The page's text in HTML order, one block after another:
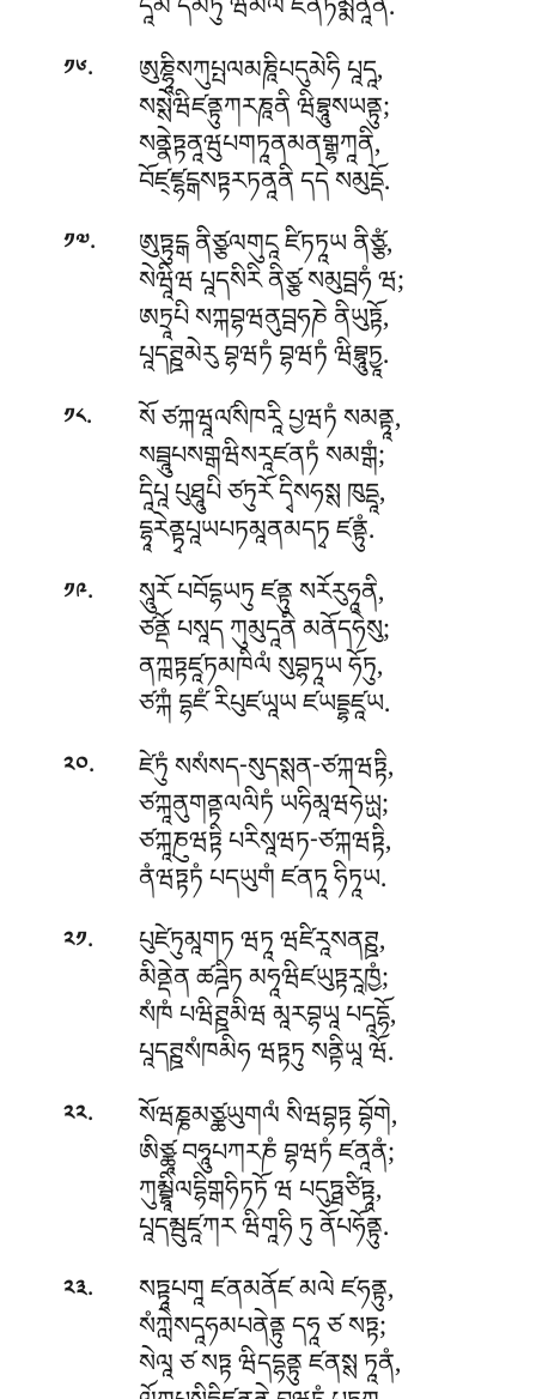
༡༦. ཨུཎྷཱིསཀུཔྤལམཎཱིཔདུམེཧི པཱདཱ,
སསྶེཝིཛནྟུཀརཎཱནི ཝིབྷཱུསཡནྟུ;
སནྣེཏྟནཱཝུཔགཏཱནམནགྒྷཀཱནི,
བོཛ྄ཛྷངྒསཏྟརཏནཱནི དདེ སམུདྡོ.
༡༧. ཨུཏྟུངྒ ནིཙྩལགུངཱ ཛིཏཏཱཡ ནིཙྩཾ,
སེཝཱིཝ པཱདསིརི ནིཙྩ སམུབྦཧཾ ཝ;
ཨཏྲཱཔི སཀྐབྷཝནུབྦཧཎེ ནིཡུཏྟོ,
པཱདཊྛམེརུ བྷཝཏཾ བྷཝཏཾ ཝིབྷཱུཏྱཱ.
༡༨. སོ ཙཀྐཝཱལ༹སིཁརཱི པྱཝཏཾ སམནྟཱ,
སབྦཱུཔསགྒཝིསརཱཛནཏཾ སམགྒཾ;
དཱིཔཱ པུཐཱུཔི ཙཏུརོ དྭིསཧསྶ ཁུདྡཱ,
དྷཱརེནྟྭཔཱཡཔཏམཱནམདཏྭ ཛནྟུཾ.
༡༩. སཱུརོ པབོདྷཡཏུ ཛནྟུ སརོརུཧཱནི,
ཙནྡོ པསཱད ཀུམུདཱནི མནོདཧེསུ;
ནཀྑཏྟཛཱཏམཁིལཾ སུབྷཏཱཡ ཧོཏུ,
ཙཀྐཾ དྷཛཾ རིཔུཛཡཱཡ ཛཡདྡྷཛཱཡ.
༢༠. ཛེཏུཾ སསཾསད-སུདསྶན-ཙཀྐཝཏྟི,
ཙཀྐཱནུགནྟལལིཏཾ ཡཧིམཱཝཧེཡྻ;
ཙཀྐཱཎུཝཏྟི པརིསཱཝཏ-ཙཀྐཝཏྟི,
ནཾཝཏྟཏཾ པདཡུགཾ ཛནཏཱ ཧིཏཱཡ.
༢༡. པུཛེཏུམཱགཏ ཝཏཱ ཝཛིརཱསནཊྛ,
མིནྡེན ཚཌྜིཏ མཧཱཝིཛཡུཏྟརཱཁྱཾ;
སཾཁཾ པཝིཊྛམིཝ མཱརབྷཡཱ པདཱདྷོ,
པཱདཊྛསཾཁམིཧ ཝཏྟཏུ སནྟིཡཱ ཝོ.
༢༢. སོཝཎྞམཙྪཡུགལཾ སིཝབྷཏྟ བྷོགེ,
ཨིཙྪཱ བཧཱུཔཀརཎཾ བྷཝཏཾ ཛནཱནཾ;
ཀུམྦྷཱིལདྷིགྒཧིཏཏོ ཝ པདུཏྠཙིཏྟཱ,
པཱདམྦུཛཱཀར ཝིགཱཧི ཏུ ནོཔཧོནྟུ.
༢༣. སཏྟཱཔགཱ ཛནམནོཛ མལེ ཛཧནྟུ,
སཾཀླེསདཱཧམཔནེནྟུ དཧཱ ཙ སཏྟ;
སེལཱ ཙ སཏྟ ཝིདདྷནྟུ ཛནསྶ ཏཱནཾ,